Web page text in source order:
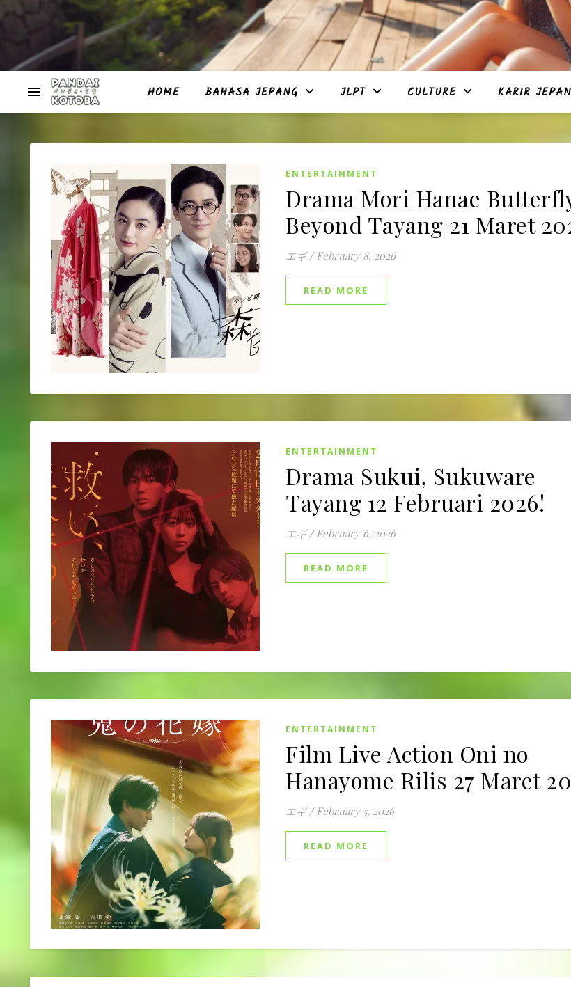
HOME BAHASA JEPANG JLPT CULTURE KARIR
ENTERTAINMENT
Drama Mori Hanae
Beyond Tayang 21 Maret
エギ / February 8, 2026
READ MORE
ENTERTAINMENT
Drama Sukui, Sukuware
Tayang 12 Februari 2026!
エギ / February 6, 2026
READ MORE
ENTERTAINMENT
Film Live Action Oni no
Hanayome Rilis 27 Maret
エギ / February 5, 2026
READ MORE